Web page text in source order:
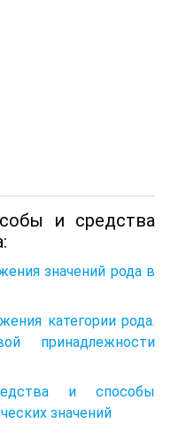
и средства
значений рода в
категории рода.
принадлежности
и способы
значений